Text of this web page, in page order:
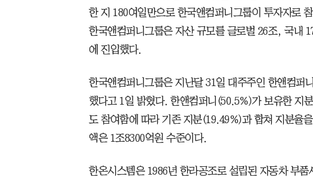
한 지 180여일만으로 한국앤컴퍼니그룹이 투자자로
한국앤컴퍼니그룹은 자산 규모를 글로벌 26조, 국내
에 진입했다.
한국앤컴퍼니그룹은 지난달 31일 대주주인 한앤컴퍼
했다고 1일 밝혔다. 한앤컴퍼니(50.5%)가 보유한 지
도 참여함에 따라 기존 지분(19.49%)과 합쳐 지분율
액은 1조8300억원 수준이다.
한온시스템은 1986년 한라공조로 설립된 자동차 부품